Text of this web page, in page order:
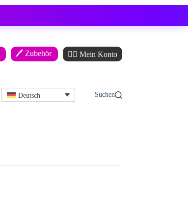
🖊️ Zubehör 🙋‍♂️ Mein Konto
Deutsch